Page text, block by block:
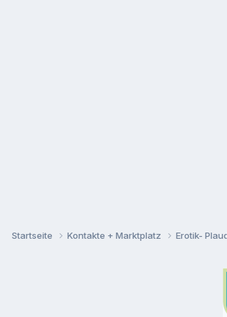
Startseite Kontakte + Marktplatz Erotik-